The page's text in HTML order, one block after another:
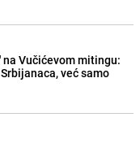
na Vučićevom mitingu:
već samo